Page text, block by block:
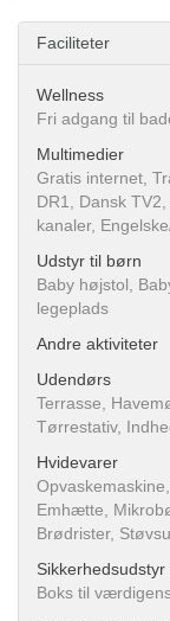
Faciliteter
Wellness
Fri adgang til
Multimedier
Gratis internet,
DR1, Dansk
kanaler,
Udstyr til børn
Baby højstol,
legeplads
Andre aktiviteter
Udendørs
Terrasse,
Tørrestativ,
Hvidevarer
Emhætte,
Brødrister,
Sikkerhedsudstyr
Boks til